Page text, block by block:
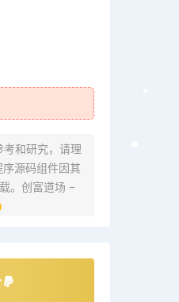
和研究，请理
源码组件因其
。创富道场 –